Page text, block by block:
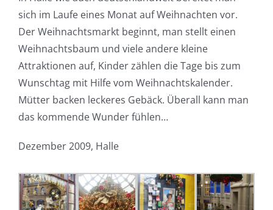
sich im Laufe eines Monat auf Weihnachten vor.
Der Weihnachtsmarkt beginnt, man stellt einen
Weihnachtsbaum und viele andere kleine
Attraktionen auf, Kinder zählen die Tage bis zum
Wunschtag mit Hilfe vom Weihnachtskalender.
Mütter backen leckeres Gebäck. Überall kann man
das kommende Wunder fühlen…
Dezember 2009, Halle